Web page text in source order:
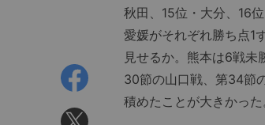
秋田、15位・大分、16
愛媛がそれぞれ勝ち点1
見せるか。熊本は6戦未
30節の山口戦、第34節
積めたことが大きかった